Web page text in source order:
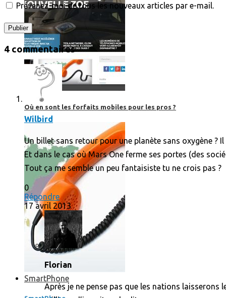
Où en sont les forfaits mobiles pour les pros ?
SmartPhone
Prévenez-moi de tous les nouveaux articles par e-mail.
4 commentaires
Wilbird
Un billet sans retour pour une planète sans oxygène ?
Et dans le cas où Mars One ferme ses portes (des
Tout ça me semble un peu fantaisiste tu ne crois pas ?
0
Répondre
17 avril 2013
Florian
Après je ne pense pas que les nations